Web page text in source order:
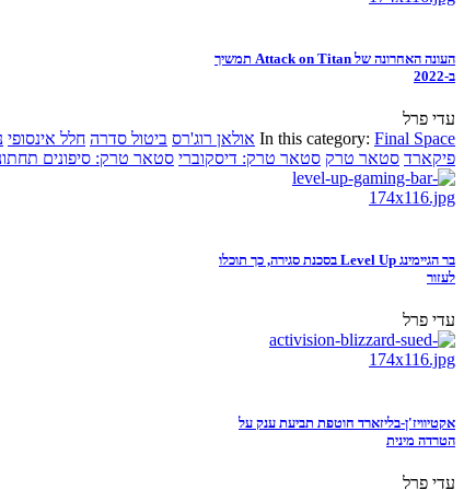
העונה האחרונה של Attack on Titan תמשיך
ב-2022
עדי פרל
In this category: Final Space אולאן רוג'רס ביטול סדרה חלל אינסופי
פיקארד סטאר טרק סטאר טרק: דיסקוברי סטאר טרק: סיפונים
בר הגיימינג Level Up בסכנת סגירה, כך תוכלו
לעזור
עדי פרל
אקטיוויז'ן-בליזארד חוטפת תביעת ענק על
הטרדה מינית
עדי פרל